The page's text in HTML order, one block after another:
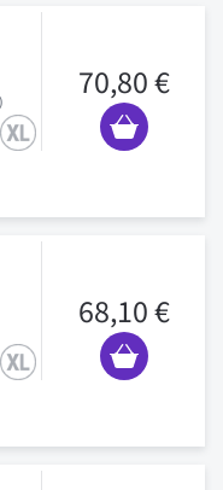
70,80 €
68,10 €